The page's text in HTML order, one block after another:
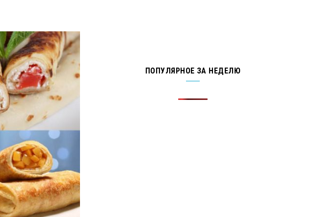
ПОПУЛЯРНОЕ ЗА НЕДЕЛЮ